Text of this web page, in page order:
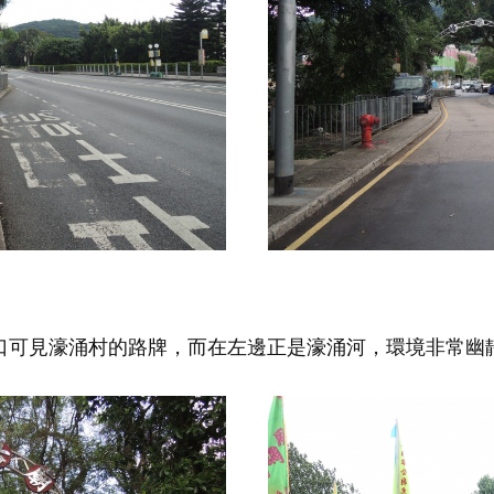
可見濠涌村的路牌，而在左邊正是濠涌河，環境非常幽